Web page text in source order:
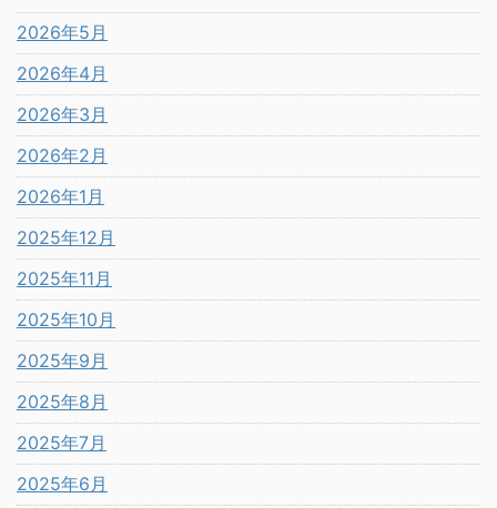
2026年5月
2026年4月
2026年3月
2026年2月
2026年1月
2025年12月
2025年11月
2025年10月
2025年9月
2025年8月
2025年7月
2025年6月